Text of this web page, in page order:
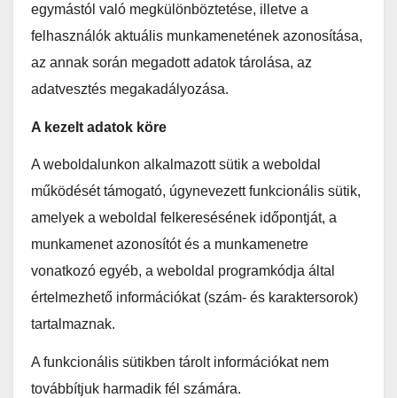
egymástól való megkülönböztetése, illetve a
felhasználók aktuális munkamenetének azonosítása,
az annak során megadott adatok tárolása, az
adatvesztés megakadályozása.
A kezelt adatok köre
A weboldalunkon alkalmazott sütik a weboldal
működését támogató, úgynevezett funkcionális sütik,
amelyek a weboldal felkeresésének időpontját, a
munkamenet azonosítót és a munkamenetre
vonatkozó egyéb, a weboldal programkódja által
értelmezhető információkat (szám- és karaktersorok)
tartalmaznak.
A funkcionális sütikben tárolt információkat nem
továbbítjuk harmadik fél számára.